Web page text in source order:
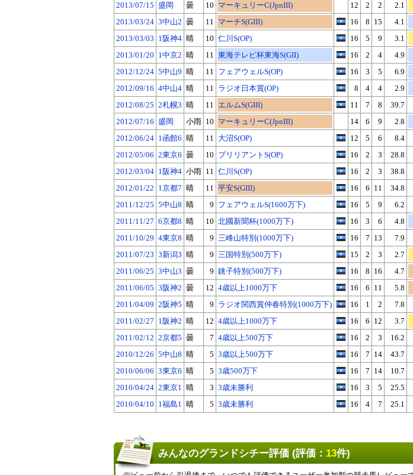
2013/07/15 盛岡 曇 10 マーキュリーC(JpnIII) 12 2 2 2.1
2013/03/24 3中山2 曇 11 マーチS(GIII) 16 8 15 4.1
2013/03/03 1阪神4 晴 10 仁川S(OP) 16 5 9 3.1
2013/01/20 1中京2 晴 11 東海テレビ杯東海S(GII) 16 2 4 4.9
2012/12/24 5中山9 晴 11 フェアウェルS(OP) 16 3 5 6.9
2012/09/16 4中山4 晴 11 ラジオ日本賞(OP) 8 4 4 2.9
2012/08/25 2札幌3 晴 11 エルムS(GIII) 11 7 8 39.7
2012/07/16 盛岡 小雨 10 マーキュリーC(JpnIII) 14 6 9 2.8
2012/06/24 1函館6 晴 11 大沼S(OP) 12 5 6 8.4
2012/05/06 2東京6 曇 10 ブリリアントS(OP) 16 2 3 28.8
2012/03/04 1阪神4 小雨 11 仁川S(OP) 16 2 3 38.8
2012/01/22 1京都7 晴 11 平安S(GIII) 16 6 11 34.8
2011/12/25 5中山8 晴 9 フェアウェルS(1600万下) 16 5 9 6.2
2011/11/27 6京都8 晴 10 北國新聞杯(1000万下) 16 3 6 4.8
2011/10/29 4東京8 晴 9 三峰山特別(1000万下) 16 7 13 7.9
2011/07/23 3新潟3 晴 9 三国特別(500万下) 15 2 3 2.7
2011/06/25 3中山3 曇 9 銚子特別(500万下) 16 8 16 4.7
2011/06/05 3阪神2 曇 12 4歳以上1000万下 16 6 11 5.8
2011/04/09 2阪神5 晴 9 ラジオ関西賞仲春特別(1000万下) 16 1 2 7.8
2011/02/27 1阪神2 晴 12 4歳以上1000万下 16 6 12 3.7
2011/02/12 2京都5 曇 7 4歳以上500万下 16 2 3 16.2
2010/12/26 5中山8 晴 5 3歳以上500万下 16 7 14 43.7
2010/06/06 3東京6 晴 5 3歳500万下 16 7 14 10.7
2010/04/24 2東京1 晴 3 3歳未勝利 16 3 5 25.5
2010/04/10 1福島1 晴 5 3歳未勝利 16 4 7 25.1
みんなのグランドシチー評価 (評価： 13件)